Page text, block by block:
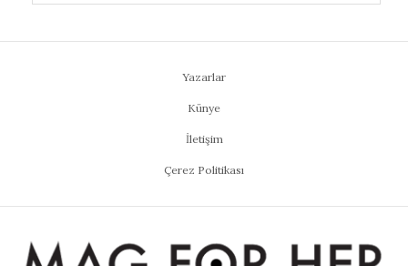
Yazarlar
Künye
İletişim
Çerez Politikası